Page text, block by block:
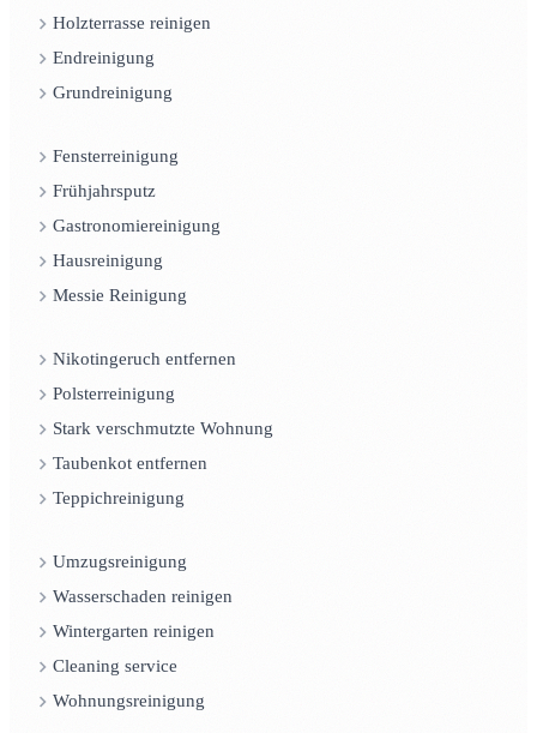
Holzterrasse reinigen
Endreinigung
Grundreinigung
Fensterreinigung
Frühjahrsputz
Gastronomiereinigung
Hausreinigung
Messie Reinigung
Nikotingeruch entfernen
Polsterreinigung
Stark verschmutzte Wohnung
Taubenkot entfernen
Teppichreinigung
Umzugsreinigung
Wasserschaden reinigen
Wintergarten reinigen
Cleaning service
Wohnungsreinigung